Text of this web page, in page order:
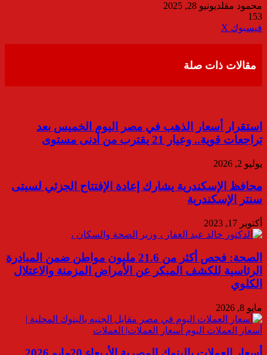
محمود مقلديونيو 28, 2025
153
فيسبوك ‫X
مقالات ذات صلة
استقرار أسعار الذهب في مصر اليوم الخميس بعد
تراجعات قوية.. وعيار 21 يقترب من أدنى مستوى
يوليو 2, 2026
محافظ الإسكندرية يشارك إعادة الإفتتاح الجزئي لسيتى
سنتر الإسكندرية
أكتوبر 17, 2023
الصحة: فحص أكثر من 21.6 مليون مواطن ضمن المبادرة
الرئاسية للكشف المبكر عن الأمراض المزمنة والاعتلال
الكلوي
مايو 8, 2026